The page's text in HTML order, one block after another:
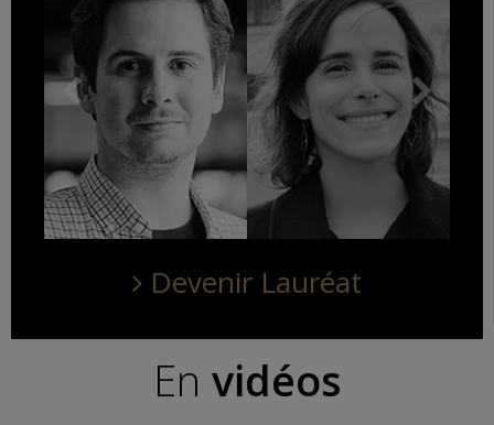
Devenir Lauréat
En vidéos